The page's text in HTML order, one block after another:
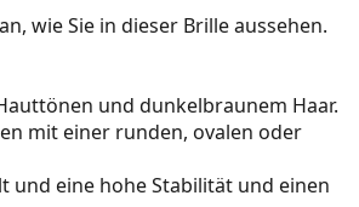
wie Sie in dieser Brille aussehen.
und dunkelbraunem Haar.
mit einer runden, ovalen oder
und eine hohe Stabilität und einen